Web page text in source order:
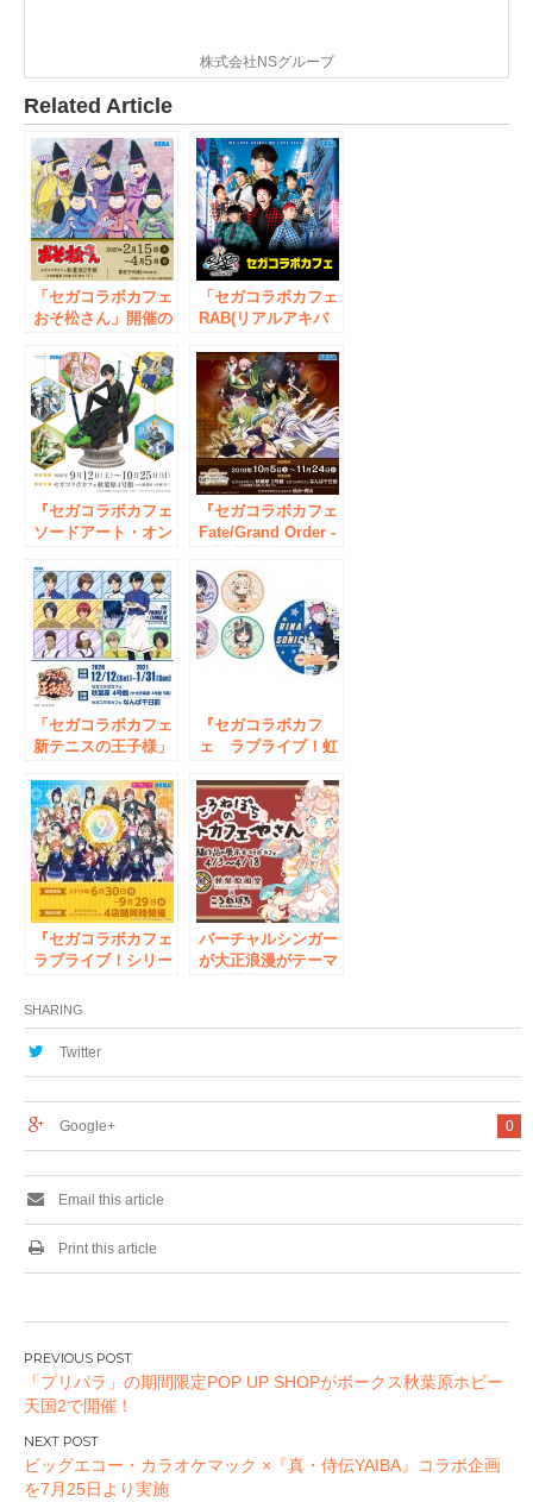
株式会社NSグループ
Related Article
「セガコラボカフェ
おそ松さん」開催の
「セガコラボカフェ
RAB(リアルアキバ
お知らせ
『セガコラボカフェ
ソードアート・オン
ション War of
Underworld』開催
のお知らせ
『セガコラボカフェ
Fate/Grand Order -
ニア-』開催のお知
らせ
「セガコラボカフェ
新テニスの王子様」
『セガコラボカフ
ェ ラブライブ！虹
イドル同好会』開催
のお知らせ
『セガコラボカフェ
ラブライブ！シリー
ANNIVERSARY！』
開催のお知らせ
バーチャルシンガー
が大正浪漫がテーマ
ぽちのアートカフェ
SHARING
Twitter
0
Google+
Email this article
Print this article
投
稿
ナ
ビ
ゲ
「プリパラ」の期間限定POP UP SHOPがボークス秋葉原ホビー
天国2で開催！
ビッグエコー・カラオケマック ×『真・侍伝YAIBA』コラボ企画
を7月25日より実施